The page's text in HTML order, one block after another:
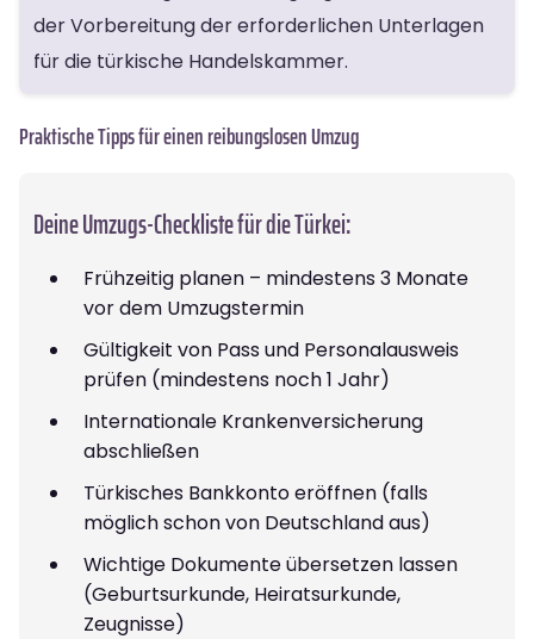
der Vorbereitung der erforderlichen Unterlagen
für die türkische Handelskammer.
Praktische Tipps für einen reibungslosen Umzug
Deine Umzugs-Checkliste für die Türkei:
Frühzeitig planen – mindestens 3 Monate
vor dem Umzugstermin
Gültigkeit von Pass und Personalausweis
prüfen (mindestens noch 1 Jahr)
Internationale Krankenversicherung
abschließen
Türkisches Bankkonto eröffnen (falls
möglich schon von Deutschland aus)
Wichtige Dokumente übersetzen lassen
(Geburtsurkunde, Heiratsurkunde,
Zeugnisse)